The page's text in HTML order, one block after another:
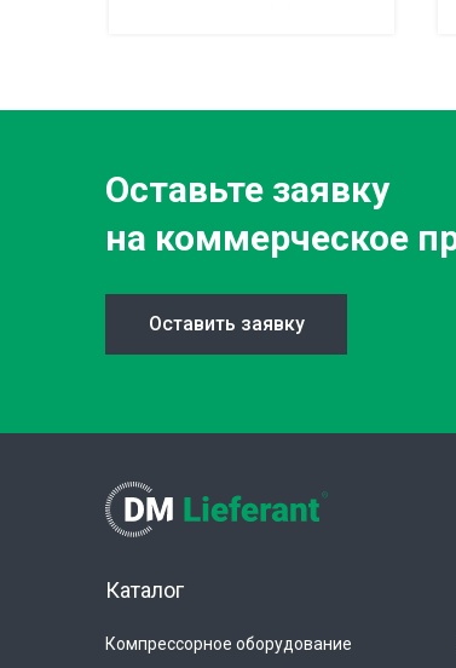
Оставьте заявку
на коммерческое
Оставить заявку
Каталог
Компрессорное оборудование